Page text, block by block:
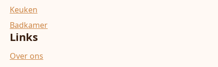
Keuken
Badkamer
Links
Over ons